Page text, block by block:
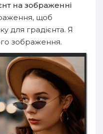
на зображенні
щоб
для градієнта. Я
зображення.